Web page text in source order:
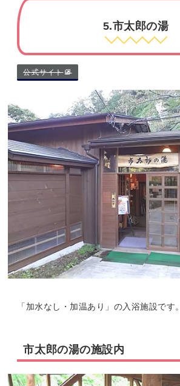
5.市太郎の湯
公式サイト
「加水なし・加温あり」の入浴施設です。
市太郎の湯の施設内